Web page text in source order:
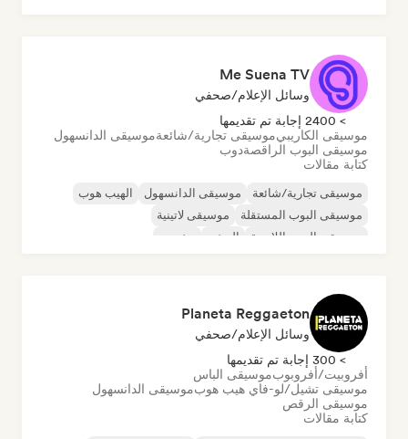
Me Suena TV
وسائل الإعلام/صحفي
> 2400 إجابة تم تقديمها
موسيقى الكاريبيموسيقى تجارية/شائعةموسيقى الدانسهول
موسيقى البوب الراقصةدوب
كتابة مقالات
موسيقى تجارية/شائعة موسيقى الدانسهول
الهيب هوب
موسيقى البوب المستقلة
موسيقى لاتينية
موسيقى البوب اللاتينية
الريغي ريغيتون
Planeta Reggaeton
وسائل الإعلام/صحفي
> 300 إجابة تم تقديمها
أفروبيت/أفروبوبموسيقى الباس
موسيقى تشيل/لو-فاي هيب هوبموسيقى الدانسهول
موسيقى الرقص
كتابة مقالات